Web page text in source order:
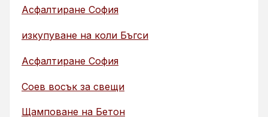
Асфалтиране София
изкупуване на коли Бъгси
Асфалтиране София
Соев восък за свещи
Щамповане на Бетон